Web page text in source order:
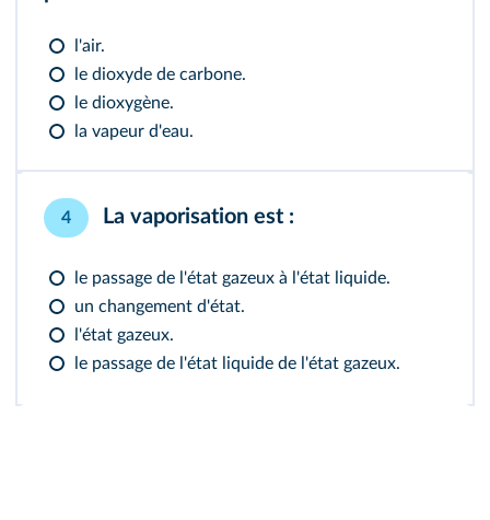
l'air.
le dioxyde de carbone.
le dioxygène.
la vapeur d'eau.
4 La vaporisation est :
le passage de l'état gazeux à l'état liquide.
un changement d'état.
l'état gazeux.
le passage de l'état liquide de l'état gazeux.